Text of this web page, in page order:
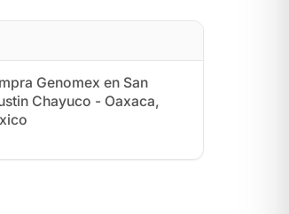
Genomex en San
Chayuco - Oaxaca,